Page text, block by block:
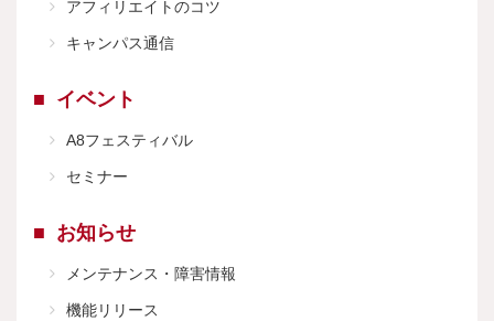
アフィリエイトのコツ
キャンパス通信
イベント
A8フェスティバル
セミナー
お知らせ
メンテナンス・障害情報
機能リリース